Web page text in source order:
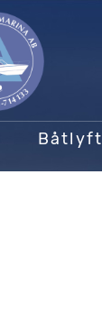
Båtlyft